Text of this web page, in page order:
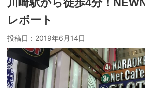
川崎駅から徒歩4分！
レポート
投稿日： 2019年6月14日